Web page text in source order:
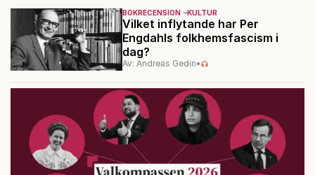
BOKRECENSION KULTUR
Vilket inflytande har Per
Engdahls folkhemsfascism i
dag?
Av: Andreas Gedin•